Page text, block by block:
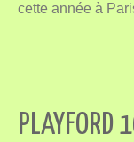
cette année à
PLAYFORD